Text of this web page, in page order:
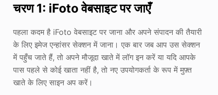
चरण 1: iFoto वेबसाइट पर जाएँ
पहला कदम है iFoto वेबसाइट पर जाना और अपने संपादन की तैयारी
के लिए इमेज एन्हांसर सेक्शन में जाना। एक बार जब आप उस सेक्शन
में पहुँच जाते हैं, तो अपने मौजूदा खाते में लॉग इन करें या यदि आपके
पास पहले से कोई खाता नहीं है, तो नए उपयोगकर्ता के रूप में मुफ़्त
खाते के लिए साइन अप करें।